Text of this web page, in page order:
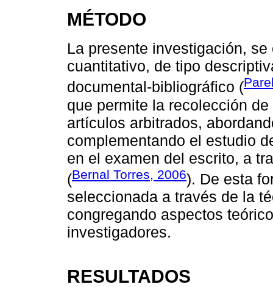
MÉTODO
La presente investigación,
cuantitativo, de tipo
documental-bibliográfico (
que permite la recolección
artículos arbitrados,
complementando el estudio
en el examen del escrito, a
(Bernal Torres, 2006). De esta
seleccionada a través de la
congregando aspectos
investigadores.
RESULTADOS